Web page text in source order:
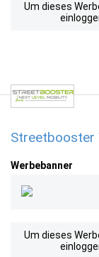
Um dieses
Streetbooster
Werbebanner
Um dieses